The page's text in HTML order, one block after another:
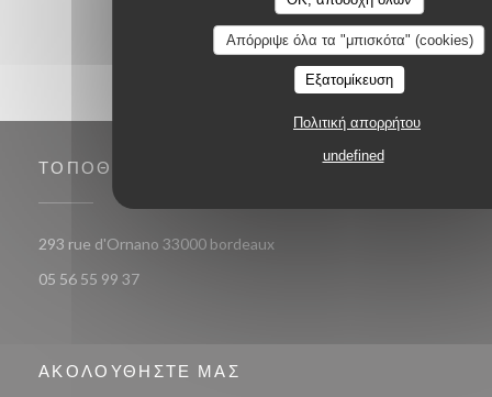
Απόρριψε όλα τα "μπισκότα" (cookies)
Εξατομίκευση
Πολιτική απορρήτου
undefined
ΤΟΠΟΘΕΣΊΑ
293 rue d'Ornano 33000 bordeaux
05 56 55 99 37
ΑΚΟΛΟΥΘΉΣΤΕ ΜΑΣ